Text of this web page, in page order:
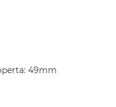
49mm